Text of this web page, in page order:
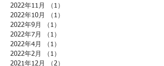
2022年11月
（1）
2022年10月
（1）
2022年9月
（1）
2022年7月
（1）
2022年4月
（1）
2022年2月
（1）
2021年12月
（2）